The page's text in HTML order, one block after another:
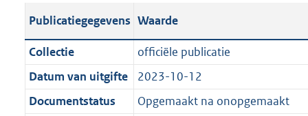
a
i
e
i
n
e
4
K
b
c
t
i
e
i
t
:
K
b
i
a
t
i
e
t
e
5
K
l
c
a
t
i
o
t
:
9
a
n
d
s
g
a
n
d
s
Publicatiegegevens Waarde
Collectie
officiële publicatie
Datum van uitgifte
2023-10-12
Documentstatus
Opgemaakt na onopgemaakt